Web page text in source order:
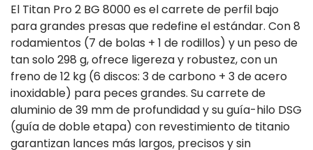
El Titan Pro 2 BG 8000 es el carrete de perfil bajo
para grandes presas que redefine el estándar. Con 8
rodamientos (7 de bolas + 1 de rodillos) y un peso de
tan solo 298 g, ofrece ligereza y robustez, con un
freno de 12 kg (6 discos: 3 de carbono + 3 de acero
inoxidable) para peces grandes. Su carrete de
aluminio de 39 mm de profundidad y su guía-hilo DSG
(guía de doble etapa) con revestimiento de titanio
garantizan lances más largos, precisos y sin